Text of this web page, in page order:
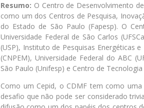
Resumo: O Centro de Desenvolvimento
como um dos Centros de Pesquisa,
do Estado de São Paulo (Fapesp). O
Universidade Federal de São Carlos
(USP), Instituto de Pesquisas Energéticas
(CNPEM), Universidade Federal do ABC
São Paulo (Unifesp) e Centro de
Como um Cepid, o CDMF tem como
desafio que não pode ser considerado